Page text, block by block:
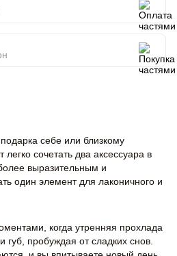
себе или близкому
сочетать два аксессуара в
выразительным и
один элемент для лаконичного и
когда утренняя прохлада
пробуждая от сладких снов.